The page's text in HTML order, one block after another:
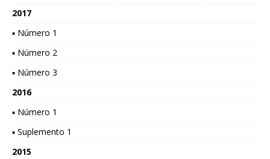
2017
▪ Número 1
▪ Número 2
▪ Número 3
2016
▪ Número 1
▪ Suplemento 1
2015